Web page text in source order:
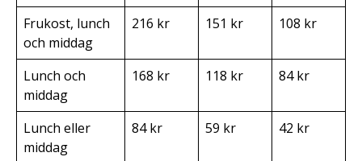
Frukost, lunch
och middag
216 kr 151 kr 108 kr
Lunch och
middag
168 kr 118 kr 84 kr
Lunch eller
middag
84 kr 59 kr 42 kr